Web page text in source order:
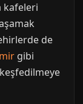
kafeleri
de
gibi